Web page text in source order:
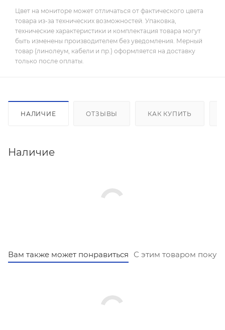
Цвет на мониторе может отличаться от фактического цвета
товара из-за технических возможностей. Упаковка,
технические характеристики и комплектация товара могут
быть изменены производителем без уведомления. Мерный
товар (линолеум, кабели и пр.) оформляется на доставку
только после оплаты.
НАЛИЧИЕ ОТЗЫВЫ КАК КУПИТЬ
Наличие
Вам также может понравиться С этим товаром